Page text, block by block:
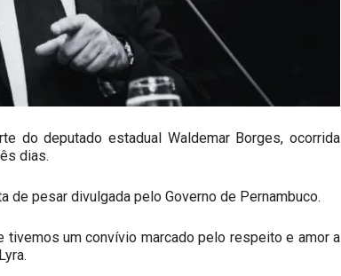
do deputado estadual Waldemar Borges, ocorrida
dias.
pesar divulgada pelo Governo de Pernambuco.
um convívio marcado pelo respeito e amor a